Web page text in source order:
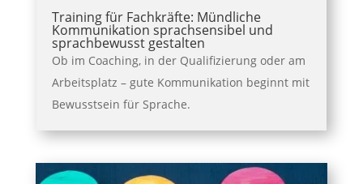
Training für Fachkräfte: Mündliche
Kommunikation sprachsensibel und
sprachbewusst gestalten
Ob im Coaching, in der Qualifizierung oder am
Arbeitsplatz – gute Kommunikation beginnt mit
Bewusstsein für Sprache.